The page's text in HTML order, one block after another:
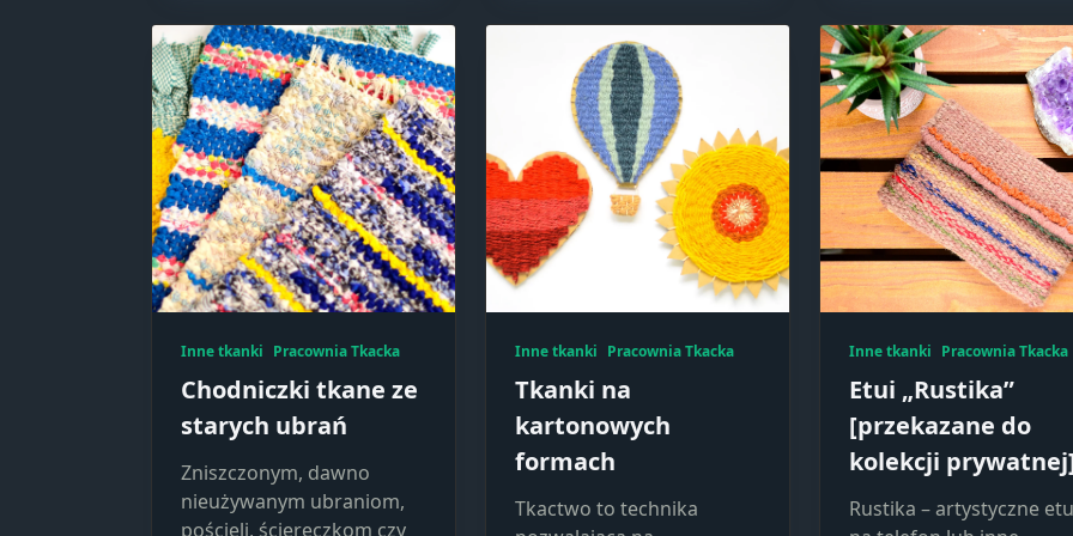
Inne tkanki Pracownia Tkacka
Chodniczki tkane ze
starych ubrań
Zniszczonym, dawno
nieużywanym ubraniom,
pościeli, ściereczkom czy
Inne tkanki Pracownia Tkacka
Tkanki na
kartonowych
formach
Tkactwo to technika
Inne tkanki Pracownia Tkacka
Etui „Rustika”
[przekazane do
kolekcji
Rustika – artystyczne
Te pliki cookie
nie są
opcjonalne. Są
one potrzebne
do
funkcjonowania
strony
internetowej.
Statystyka
poprawić
funkcjonalność
i strukturę
strony
internetowej,
tego, jak